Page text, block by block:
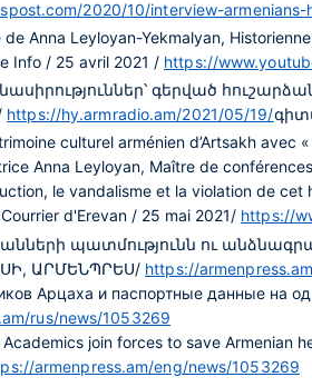
2020/10/interview-
Anna Leyloyan-Yekmalyan,
Info / 25 avril 2021 / https://
գերված
https://hy.armradio.am/2021/05/19/
culturel arménien d’Artsakh avec
Anna Leyloyan, Maître de
le vandalisme et la violation de
d'Erevan / 25 mai 2021/ https://
պատմությունն ու
ԱՐՄԵՆՊՐԵՍ/ https://
Арцаха и паспортные данные на
rus/news/1053269
join forces to save Armenian
armenpress.am/eng/news/1053269